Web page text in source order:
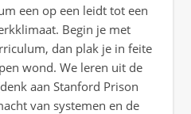
een op een leidt tot een
Begin je met
dan plak je in feite
wond. We leren uit de
aan Stanford Prison
van systemen en de